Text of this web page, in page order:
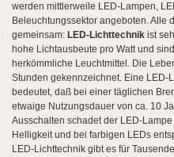
werden mittlerweile LED-Lampen,
Beleuchtungssektor angeboten. Alle
gemeinsam: LED-Lichttechnik ist
hohe Lichtausbeute pro Watt und
herkömmliche Leuchtmittel. Die
Stunden gekennzeichnet. Eine LED-
bedeutet, daß bei einer täglichen
etwaige Nutzungsdauer von ca. 10
Ausschalten schadet der LED-Lampe
Helligkeit und bei farbigen LEDs
LED-Lichttechnik gibt es für